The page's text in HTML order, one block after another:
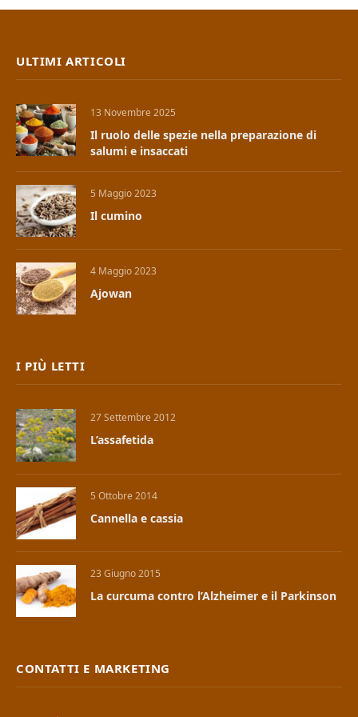
ULTIMI ARTICOLI
13 Novembre 2025
Il ruolo delle spezie nella preparazione di
salumi e insaccati
5 Maggio 2023
Il cumino
4 Maggio 2023
Ajowan
I PIÙ LETTI
27 Settembre 2012
L’assafetida
5 Ottobre 2014
Cannella e cassia
23 Giugno 2015
La curcuma contro l’Alzheimer e il Parkinson
CONTATTI E MARKETING